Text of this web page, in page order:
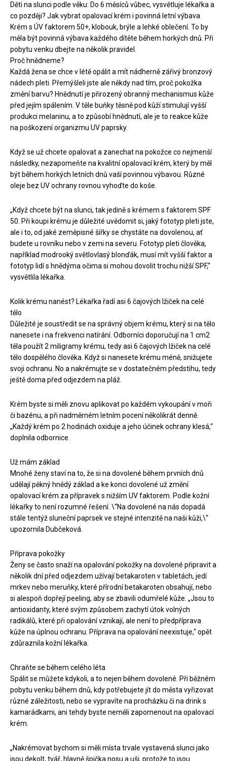
Děti na slunci podle věku: Do 6 měsíců vůbec, vysvětluje lékařka a
co později? Jak vybrat opalovací krém i povinná letní výbava
Krém s ÚV faktorem 50+, klobouk, brýle a lehké oblečení. To by
měla být povinná výbava každého dítěte během horkých dnů. Při
pobytu venku dbejte na několik pravidel.
Proč hnědneme?
Každá žena se chce v létě opálit a mít nádherně zářivý bronzový
nádech pleti. Přemýšleli jste ale někdy nad tím, proč pokožka
změní barvu? Hnědnutí je přirozený obranný mechanismus kůže
před jejím spálením. V těle buňky těsně pod kůží stimulují vyšší
produkci melaninu, a to způsobí hnědnutí, ale je to reakce kůže
na poškození organizmu UV paprsky.
Když se už chcete opalovat a zanechat na pokožce co nejmenší
následky, nezapomeňte na kvalitní opalovací krém, který by měl
být během horkých letních dnů vaší povinnou výbavou. Různé
oleje bez UV ochrany rovnou vyhoďte do koše.
„Když chcete být na slunci, tak jedině s krémem s faktorem SPF
50. Při koupi krému je důležité uvědomit si, jaký fototyp pleti jste,
ale i to, od jaké zeměpisné šířky se chystáte na dovolenou, ať
budete u rovníku nebo v zemi na severu. Fototyp pleti člověka,
například modrooký světlovlasý blonďák, musí mít vyšší faktor a
fototyp lidí s hnědýma očima si mohou dovolit trochu nižší SPF,“
vysvětlila lékařka.
Kolik krému nanést? Lékařka řadí asi 6 čajových lžiček na celé
tělo
Důležité je soustředit se na správný objem krému, který si na tělo
nanesete i na frekvenci natírání. Odborníci doporučují na 1 cm2
těla použít 2 miligramy krému, tedy asi 6 čajových lžiček na celé
tělo dospělého člověka. Když si nanesete krému méně, snižujete
svoji ochranu. No a nakrémujte se v dostatečném předstihu, tedy
ještě doma před odjezdem na pláž.
Krém byste si měli znovu aplikovat po každém vykoupání v moři
či bazénu, a při nadměrném letním pocení několikrát denně.
„Každý krém po 2 hodinách oxiduje a jeho účinek ochrany klesá,“
doplnila odbornice.
Už mám základ
Mnohé ženy staví na to, že si na dovolené během prvních dnů
udělají pěkný hnědý základ a ke konci dovolené už změní
opalovací krém za přípravek s nižším UV faktorem. Podle kožní
lékařky to není rozumné řešení. \“Na dovolené na nás dopadá
stále tentýž sluneční paprsek ve stejné intenzitě na naši kůži,\“
upozornila Dubčeková.
Příprava pokožky
Ženy se často snaží na opalování pokožky na dovolené připravit a
několik dní před odjezdem užívají betakaroten v tabletách, jedí
mrkev nebo meruňky, které přírodní betakaroten obsahují, nebo
si alespoň dopřejí peeling, aby se zbavili odumřelé kůže. „Jsou to
antioxidanty, které svým způsobem zachytí útok volných
radikálů, které při opalování vznikají, ale není to předpříprava
kůže na úplnou ochranu. Příprava na opalování neexistuje,“ opět
zdůraznila kožní lékařka.
Chraňte se během celého léta
Spálit se můžete kdykoli, a to nejen během dovolené. Při běžném
pobytu venku během dnů, kdy potřebujete jít do města vyřizovat
různé záležitosti, nebo se vypravíte na procházku či na drink s
kamarádkami, ani tehdy byste neměli zapomenout na opalovací
krém.
„Nakrémovat bychom si měli místa trvale vystavená slunci jako
jsou dekolt, tvář, hlavně špička nosu a uši, protože to jsou